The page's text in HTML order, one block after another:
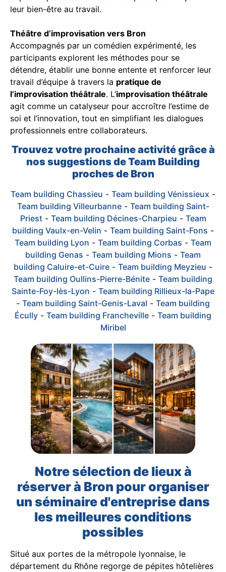
leur bien-être au travail.
Théâtre d’improvisation vers Bron
Accompagnés par un comédien expérimenté, les
participants explorent les méthodes pour se
détendre, établir une bonne entente et renforcer leur
travail d’équipe à travers la pratique de
l’improvisation théâtrale. L’improvisation théâtrale
agit comme un catalyseur pour accroître l’estime de
soi et l’innovation, tout en simplifiant les dialogues
professionnels entre collaborateurs.
Trouvez votre prochaine activité grâce à
nos suggestions de Team Building
proches de Bron
Team building Chassieu - Team building Vénissieux -
Team building Villeurbanne- Team building Saint-
Priest- Team building Décines-Charpieu - Team
building Vaulx-en-Velin - Team building Saint-Fons -
Team building Lyon - Team building Corbas - Team
building Genas - Team building Mions - Team
building Caluire-et-Cuire - Team building Meyzieu -
Team building Oullins-Pierre-Bénite - Team building
Sainte-Foy-lès-Lyon - Team building Rillieux-la-Pape
- Team building Saint-Genis-Laval - Team building
Écully - Team building Francheville - Team building
Miribel
Notre sélection de lieux à
réserver à Bron pour organiser
un séminaire d'entreprise dans
les meilleures conditions
possibles
Situé aux portes de la métropole lyonnaise, le
département du Rhône regorge de pépites hôtelières